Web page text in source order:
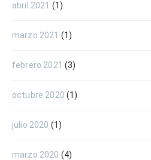
abril 2021 (1)
marzo 2021 (1)
febrero 2021 (3)
octubre 2020 (1)
julio 2020 (1)
marzo 2020 (4)